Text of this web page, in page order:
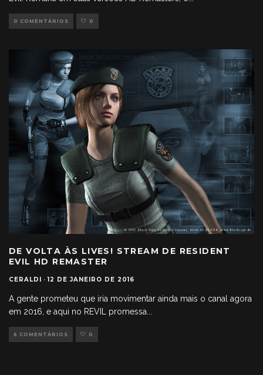
0 COMENTÁRIOS 0
DE VOLTA ÀS LIVES! STREAM DE RESIDENT
EVIL HD REMASTER
CERALDI · 12 DE JANEIRO DE 2016
A gente prometeu que iria movimentar ainda mais o canal agora
em 2016, e aqui no REVIL promessa
6 COMENTÁRIOS 0